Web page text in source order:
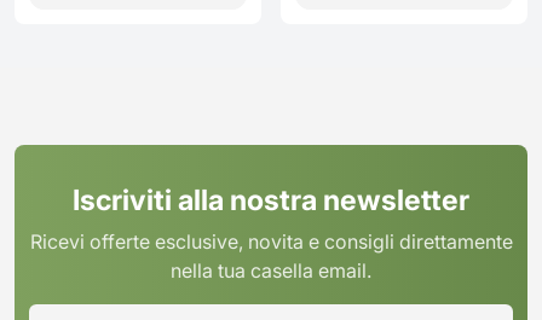
Iscriviti alla nostra newsletter
Ricevi offerte esclusive, novita e consigli direttamente
nella tua casella email.